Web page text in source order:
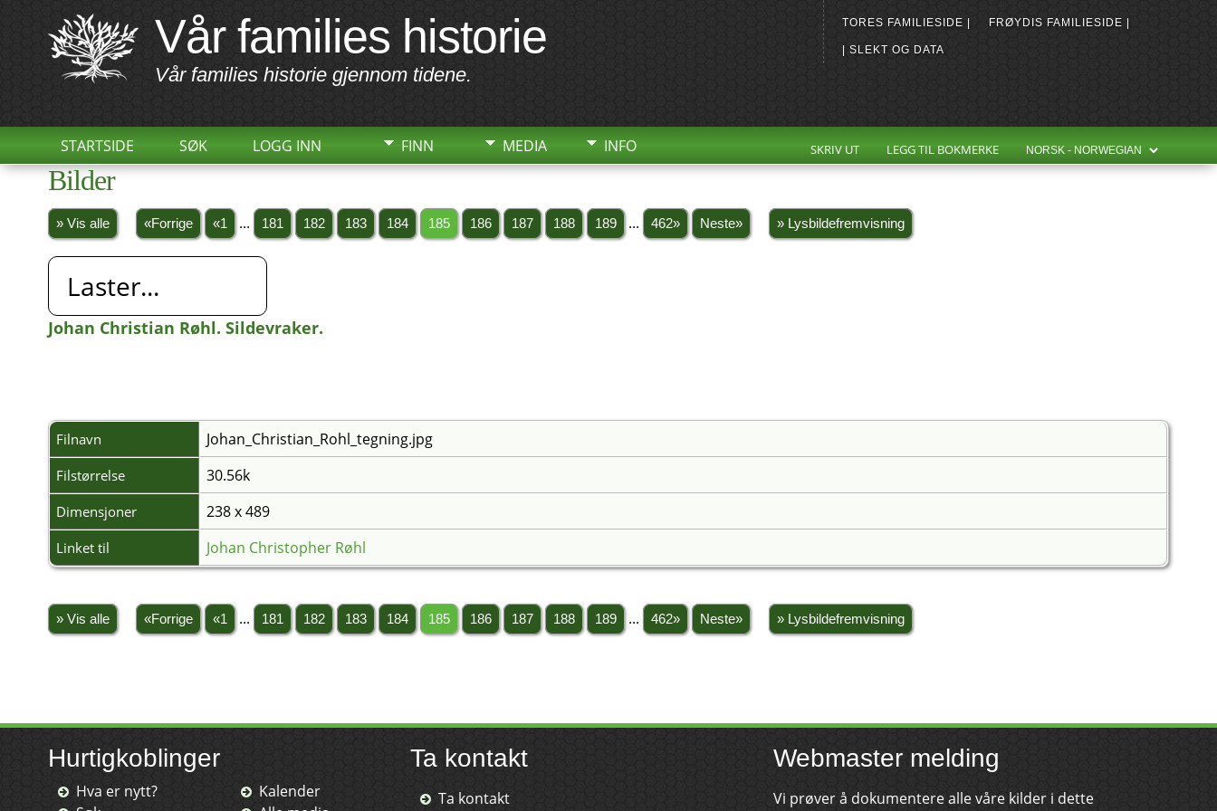
Vår families historie
Vår families historie gjennom tidene.
TORES FAMILIESIDE | FRØYDIS FAMILIESIDE |
| SLEKT OG DATA
STARTSIDE SØK LOGG INN FINN MEDIA INFO SKRIV UT LEGG TIL BOKMERKE
Bilder
» Vis alle «Forrige «1 ... 181 182 183 184 185 186 187 188 189 ... 462» Neste» » Lysbildefremvisning
Laster...
Johan Christian Røhl. Sildevraker.
Filnavn Johan_Christian_Rohl_tegning.jpg
Filstørrelse 30.56k
Dimensjoner 238 x 489
Linket til Johan Christopher Røhl
» Vis alle «Forrige «1 ... 181 182 183 184 185 186 187 188 189 ... 462» Neste» » Lysbildefremvisning
Hurtigkoblinger
Hva er nytt?
Kalender
Ta kontakt
Ta kontakt
Webmaster melding
Vi prøver å dokumentere alle våre kilder i dette